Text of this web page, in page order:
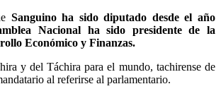
Sanguino ha sido diputado desde el año
Nacional ha sido presidente de la
Económico y Finanzas.
y del Táchira para el mundo, tachirense de
al referirse al parlamentario.